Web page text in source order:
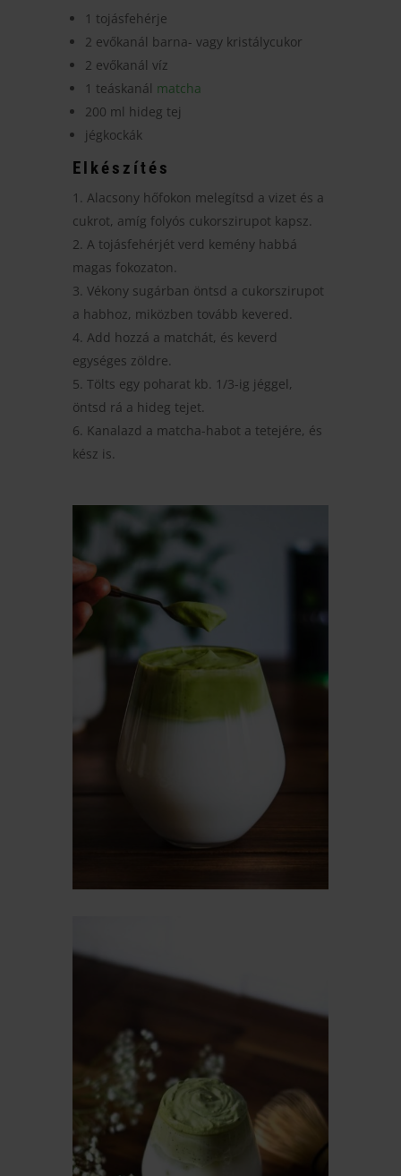
1 tojásfehérje
2 evőkanál barna- vagy kristálycukor
2 evőkanál víz
1 teáskanál matcha
200 ml hideg tej
jégkockák
Elkészítés
Alacsony hőfokon melegítsd a vizet és a
cukrot, amíg folyós cukorszirupot kapsz.
A tojásfehérjét verd kemény habbá
magas fokozaton.
Vékony sugárban öntsd a cukorszirupot
a habhoz, miközben tovább kevered.
Add hozzá a matchát, és keverd
egységes zöldre.
Tölts egy poharat kb. 1/3-ig jéggel,
öntsd rá a hideg tejet.
Kanalazd a matcha-habot a tetejére, és
kész is.